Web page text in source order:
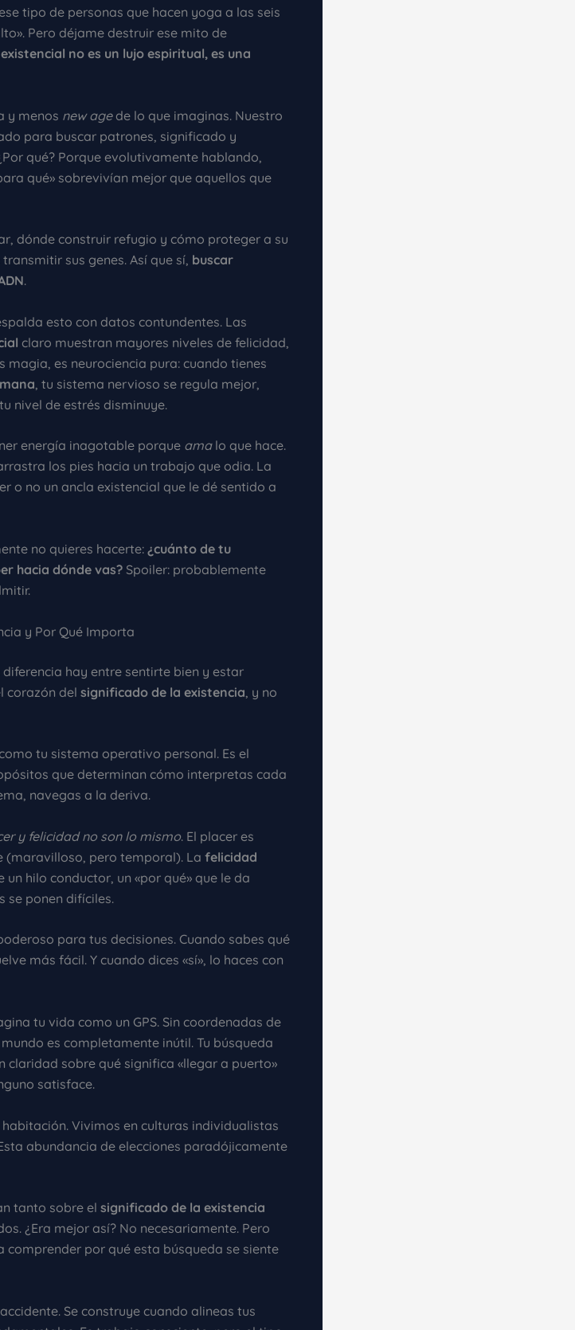
tipo de personas que hacen yoga a las seis
Pero déjame destruir ese mito de
no es un lujo espiritual, es una
y menos new agede lo que imaginas. Nuestro
para buscar patrones, significado y
qué? Porque evolutivamente hablando,
qué» sobrevivían mejor que aquellos que
dónde construir refugio y cómo proteger a su
sus genes. Así que sí, buscar
.
esto con datos contundentes. Las
claro muestran mayores niveles de felicidad,
magia, es neurociencia pura: cuando tienes
, tu sistema nervioso se regula mejor,
nivel de estrés disminuye.
energía inagotable porque amalo que hace.
los pies hacia un trabajo que odia. La
o no un ancla existencial que le dé sentido a
no quieres hacerte:¿cuánto de tu
hacia dónde vas? Spoiler: probablemente
y Por Qué Importa
hay entre sentirte bien y estar
corazón del significado de la existencia , y no
tu sistema operativo personal. Es el
que determinan cómo interpretas cada
navegas a la deriva.
y felicidad no son lo mismo. El placer es
(maravilloso, pero temporal). La felicidad
hilo conductor, un «por qué» que le da
se ponen difíciles.
para tus decisiones. Cuando sabes qué
más fácil. Y cuando dices «sí», lo haces con
tu vida como un GPS. Sin coordenadas de
es completamente inútil. Tu búsqueda
claridad sobre qué significa «llegar a puerto»
satisface.
Vivimos en culturas individualistas
abundancia de elecciones paradójicamente
tanto sobre el significado de la existencia
¿Era mejor así? No necesariamente. Pero
por qué esta búsqueda se siente
Se construye cuando alineas tus